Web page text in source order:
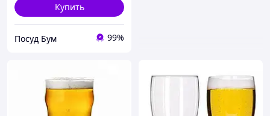
Купить
Посуд Бум 99%